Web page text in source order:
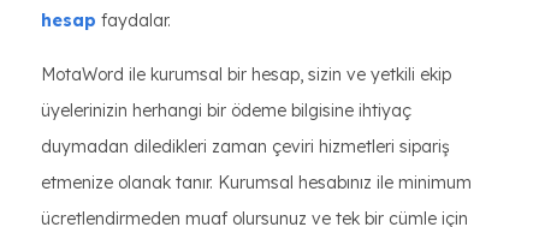
hesap faydalar.
MotaWord ile kurumsal bir hesap, sizin ve yetkili ekip
üyelerinizin herhangi bir ödeme bilgisine ihtiyaç
duymadan diledikleri zaman çeviri hizmetleri sipariş
etmenize olanak tanır. Kurumsal hesabınız ile minimum
ücretlendirmeden muaf olursunuz ve tek bir cümle için